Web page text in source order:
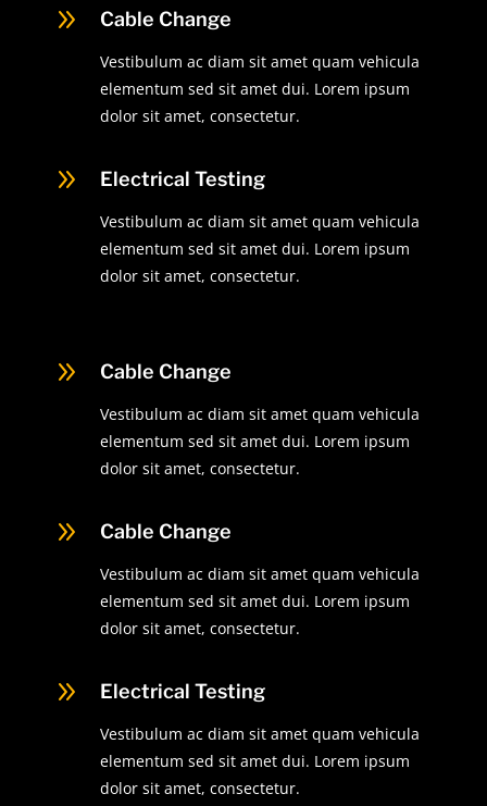
9 Cable Change
Vestibulum ac diam sit amet quam vehicula
elementum sed sit amet dui. Lorem ipsum
dolor sit amet, consectetur.
9 Electrical Testing
Vestibulum ac diam sit amet quam vehicula
elementum sed sit amet dui. Lorem ipsum
dolor sit amet, consectetur.
9 Cable Change
Vestibulum ac diam sit amet quam vehicula
elementum sed sit amet dui. Lorem ipsum
dolor sit amet, consectetur.
9 Cable Change
Vestibulum ac diam sit amet quam vehicula
elementum sed sit amet dui. Lorem ipsum
dolor sit amet, consectetur.
9 Electrical Testing
Vestibulum ac diam sit amet quam vehicula
elementum sed sit amet dui. Lorem ipsum
dolor sit amet, consectetur.